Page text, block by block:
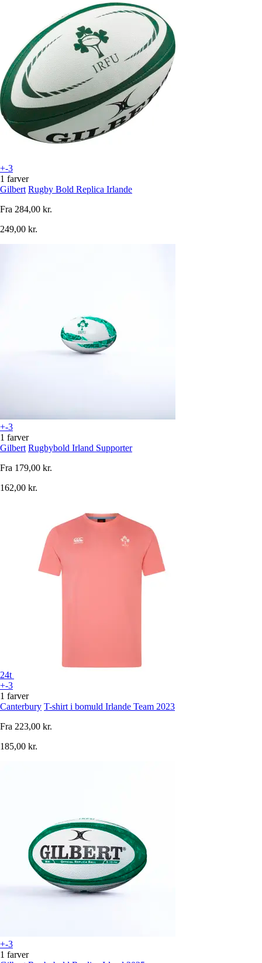
+-3
1 farver
Gilbert Rugby Bold Replica Irlande
Fra 284,00 kr.
249,00 kr.
+-3
1 farver
Gilbert Rugbybold Irland Supporter
Fra 179,00 kr.
162,00 kr.
24t
+-3
1 farver
Canterbury T-shirt i bomuld Irlande Team 2023
Fra 223,00 kr.
185,00 kr.
+-3
1 farver